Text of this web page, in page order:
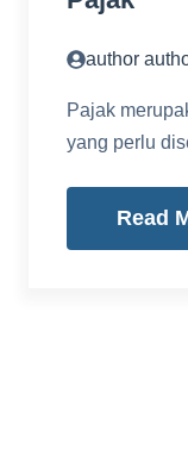
author
Pajak
yang perlu
Read